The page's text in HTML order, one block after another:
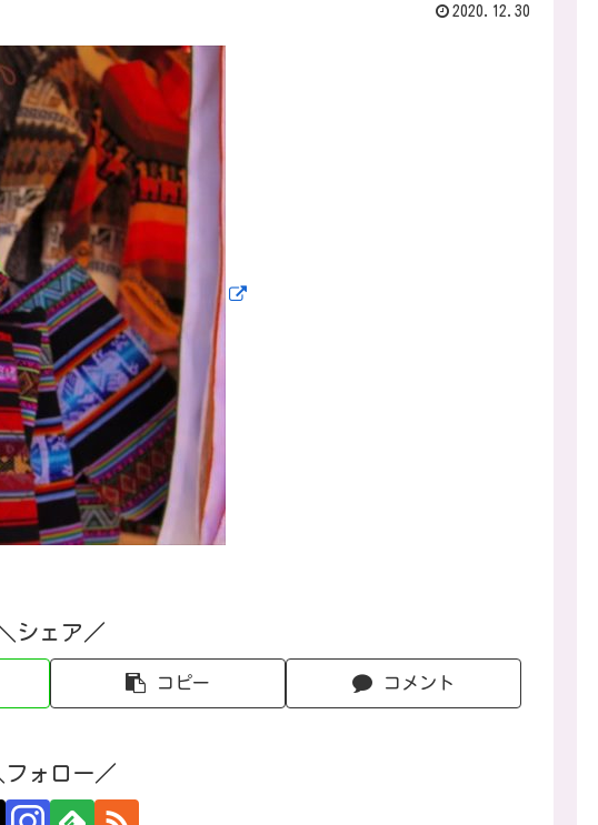
2020.12.30
シェア／
コピー コメント
フォロー／